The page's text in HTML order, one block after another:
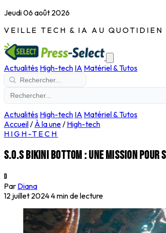
Jeudi 06 août 2026
VEILLE TECH & IA AU QUOTIDIEN
Actualités High-tech IA Matériel & Tutos
Actualités High-tech IA Matériel & Tutos
Accueil/ À la une/ High-tech
HIGH-TECH
S.O.S Bikini Bottom : une mission
D
Par Diana
12 juillet 20244 min de lecture